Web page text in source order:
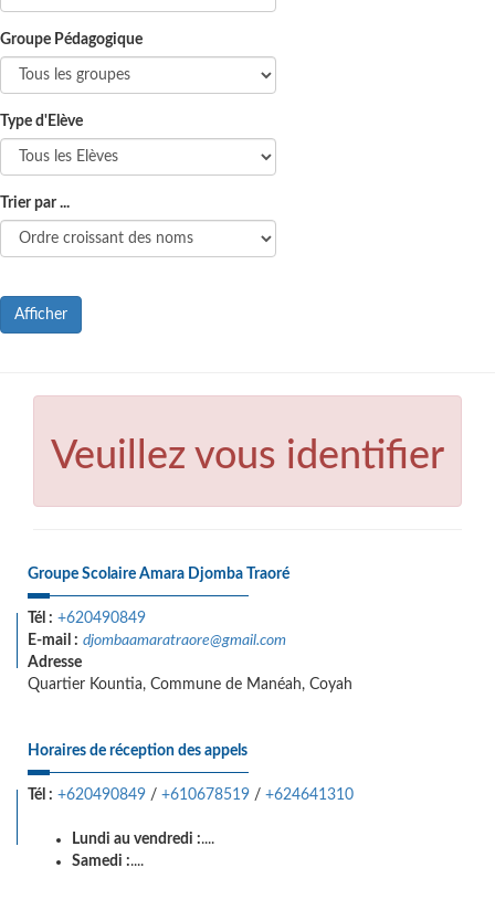
Groupe Pédagogique
Type d'Elève
Trier par ...
Afficher
Veuillez vous identifier
Groupe Scolaire Amara Djomba Traoré
Tél : +620490849
E-mail : djombaamaratraore@gmail.com
Adresse
Quartier Kountia, Commune de Manéah, Coyah
Horaires de réception des appels
Tél : +620490849 / +610678519 / +624641310
Lundi au vendredi :....
Samedi :....